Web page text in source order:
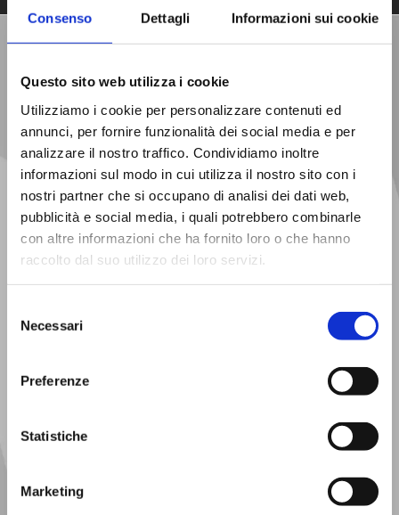
Consenso Dettagli Informazioni sui cookie
Questo sito web utilizza i cookie
Utilizziamo i cookie per personalizzare contenuti ed
annunci, per fornire funzionalità dei social media e per
analizzare il nostro traffico. Condividiamo inoltre
informazioni sul modo in cui utilizza il nostro sito con i
nostri partner che si occupano di analisi dei dati web,
pubblicità e social media, i quali potrebbero combinarle
con altre informazioni che ha fornito loro o che hanno
raccolto dal suo utilizzo dei loro servizi.
delNecessari
Preferenze
Statistiche
Marketing
Consulenza Gratuita
Acconsento al trattamento dei dati per finalità di